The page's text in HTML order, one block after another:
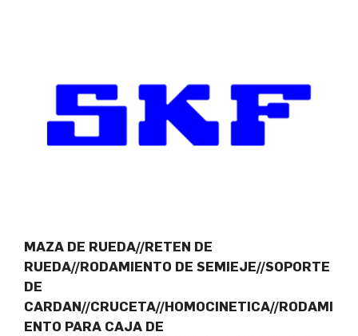
MAZA DE RUEDA//RETEN DE
RUEDA//RODAMIENTO DE SEMIEJE//SOPORTE
DE
CARDAN//CRUCETA//HOMOCINETICA//RODAMI
ENTO PARA CAJA DE